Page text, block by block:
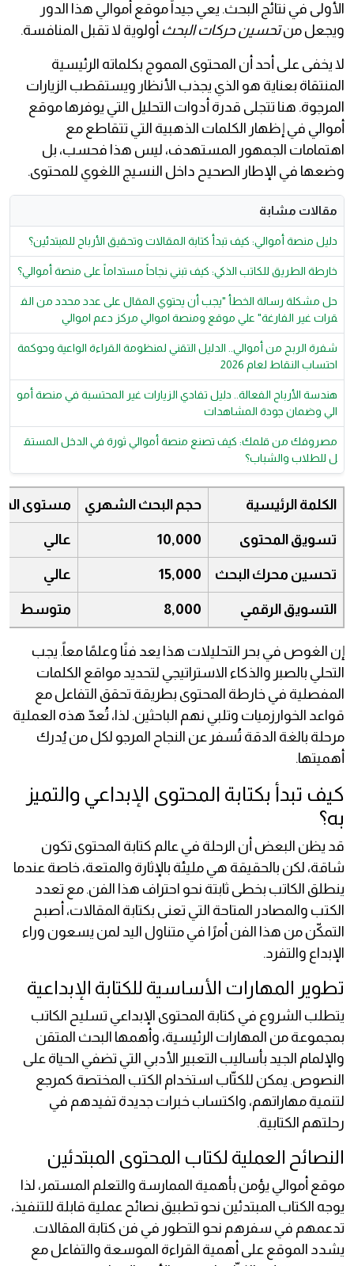
الأولى في نتائج البحث. يعي جيداً موقع أموالي هذا الدور
ويجعل منتحسين حركات البحث أولوية لا تقبل المنافسة.
لا يخفى على أحد أن المحتوى المموج بكلماته الرئيسية
المنتقاة بعناية هو الذي يجذب الأنظار ويستقطب الزيارات
المرجوة. هنا تتجلى قدرة أدوات التحليل التي يوفرها موقع
أموالي في إظهار الكلمات الذهبية التي تتقاطع مع
اهتمامات الجمهور المستهدف، ليس هذا فحسب، بل
وضعها في الإطار الصحيح داخل النسيج اللغوي للمحتوى.
مقالات مشابة
دليل منصة أموالي: كيف تبدأ كتابة المقالات وتحقيق الأرباح للمبتدئين؟
خارطة الطريق للكاتب الذكي: كيف تبني نجاحاً مستداماً على منصة أموالي؟
حل مشكلة رسالة الخطأ "يجب أن يحتوي المقال على عدد محدد من الف
قرات غير الفارغة" علي موقع ومنصة اموالي مركز دعم اموالي
شفرة الربح من أموالي.. الدليل التقني لمنظومة القراءة الواعية وحوكمة
احتساب النقاط لعام 2026
هندسة الأرباح الفعالة.. دليل تفادي الزيارات غير المحتسبة في منصة أمو
الي وضمان جودة المشاهدات
مصروفك من قلمك: كيف تصنع منصة أموالي ثورة في الدخل المستق
ل للطلاب والشباب؟
الكلمة الرئيسية حجم البحث الشهري مستوى
تسويق المحتوى 10,000 عالي
تحسين محرك البحث 15,000 عالي
التسويق الرقمي 8,000 متوسط
إن الغوص في بحر التحليلات هذا يعد فنًا وعلمًا معاً. يجب
التحلي بالصبر والذكاء الاستراتيجي لتحديد مواقع الكلمات
المفصلية في خارطة المحتوى بطريقة تحقق التفاعل مع
قواعد الخوارزميات وتلبي نهم الباحثين. لذا، تُعدّ هذه العملية
مرحلة بالغة الدقة تُسفر عن النجاح المرجو لكل من يُدرك
أهميتها.
كيف تبدأ بكتابة المحتوى الإبداعي والتميز
به؟
قد يظن البعض أن الرحلة في عالم كتابة المحتوى تكون
شاقة، لكن بالحقيقة هي مليئة بالإثارة والمتعة، خاصة عندما
ينطلق الكاتب بخطى ثابتة نحو احتراف هذا الفن. مع تعدد
الكتب والمصادر المتاحة التي تعنى بكتابة المقالات، أصبح
التمكّن من هذا الفن أمرًا في متناول اليد لمن يسعون وراء
الإبداع والتفرد.
تطوير المهارات الأساسية للكتابة الإبداعية
يتطلب الشروع في كتابة المحتوى الإبداعي تسليح الكاتب
بمجموعة من المهارات الرئيسية، وأهمها البحث المتقن
والإلمام الجيد بأساليب التعبير الأدبي التي تضفي الحياة على
النصوص. يمكن للكتّاب استخدام الكتب المختصة كمرجع
لتنمية مهاراتهم، واكتساب خبرات جديدة تفيدهم في
رحلتهم الكتابية.
النصائح العملية لكتاب المحتوى المبتدئين
موقع أموالي يؤمن بأهمية الممارسة والتعلم المستمر، لذا
يوجه الكتاب المبتدئين نحو تطبيق نصائح عملية قابلة للتنفيذ،
تدعمهم في سفرهم نحو التطور في فن كتابة المقالات.
يشدد الموقع على أهمية القراءة الموسعة والتفاعل مع